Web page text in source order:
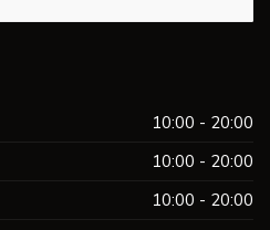
10:00 - 20:00
10:00 - 20:00
10:00 - 20:00